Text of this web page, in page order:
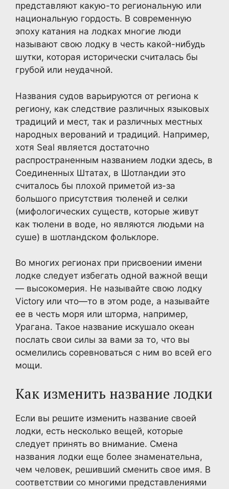
представляют какую-то региональную или
национальную гордость. В современную
эпоху катания на лодках многие люди
называют свою лодку в честь какой-нибудь
шутки, которая исторически считалась бы
грубой или неудачной.
Названия судов варьируются от региона к
региону, как следствие различных языковых
традиций и мест, так и различных местных
народных верований и традиций. Например,
хотя Seal является достаточно
распространенным названием лодки здесь, в
Соединенных Штатах, в Шотландии это
считалось бы плохой приметой из-за
большого присутствия тюленей и селки
(мифологических существ, которые живут
как тюлени в воде, но являются людьми на
суше) в шотландском фольклоре.
Во многих регионах при присвоении имени
лодке следует избегать одной важной вещи
— высокомерия. Не называйте свою лодку
Victory или что—то в этом роде, а называйте
ее в честь моря или шторма, например,
Урагана. Такое название искушало океан
послать свои силы за вами за то, что вы
осмелились соревноваться с ним во всей его
мощи.
Как изменить название лодки
Если вы решите изменить название своей
лодки, есть несколько вещей, которые
следует принять во внимание. Смена
названия лодки еще более знаменательна,
чем человек, решивший сменить свое имя. В
соответствии со многими представлениями